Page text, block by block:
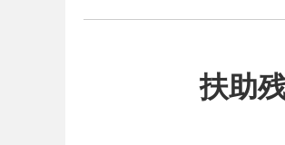
扶助